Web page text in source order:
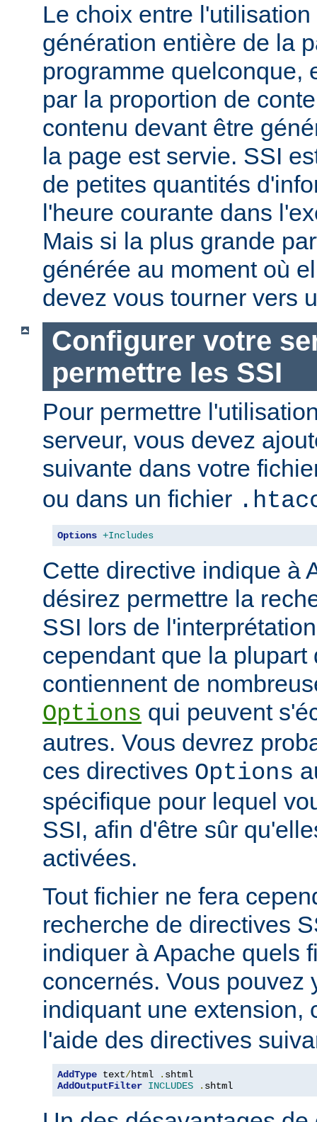
Le choix entre
génération entière de la
programme quelconque,
par la proportion de
contenu devant être
la page est servie. SSI
de petites quantités
l'heure courante dans
Mais si la plus grande
générée au moment où
devez vous tourner vers
Configurer votre
permettre les SSI
Pour permettre
serveur, vous devez
suivante dans votre
ou dans un fichier
Options +Includes
Cette directive indique à
désirez permettre la
SSI lors de
cependant que la
contiennent de
Options qui peuvent
autres. Vous devrez
ces directives Options
spécifique pour lequel
SSI, afin d'être sûr
activées.
Tout fichier ne fera
recherche de directives
indiquer à Apache quels
concernés. Vous pouvez
indiquant une extension,
l'aide des directives
AddType text/html .
AddOutputFilter INCLUDES . shtml